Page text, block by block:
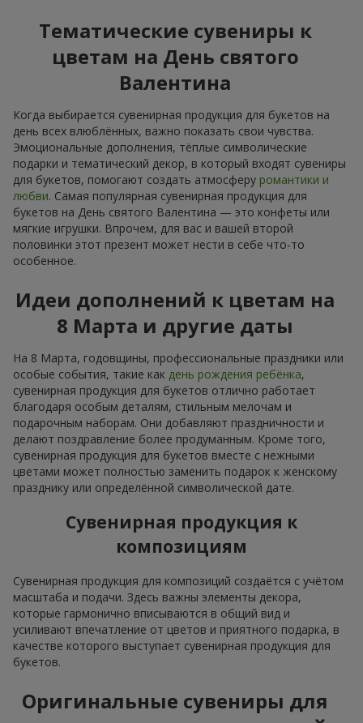
Тематические сувениры к
цветам на День святого
Валентина
Когда выбирается сувенирная продукция для букетов на
день всех влюблённых, важно показать свои чувства.
Эмоциональные дополнения, тёплые символические
подарки и тематический декор, в который входят сувениры
для букетов, помогают создать атмосферу романтики и
любви. Самая популярная сувенирная продукция для
букетов на День святого Валентина — это конфеты или
мягкие игрушки. Впрочем, для вас и вашей второй
половинки этот презент может нести в себе что-то
особенное.
Идеи дополнений к цветам на
8 Марта и другие даты
На 8 Марта, годовщины, профессиональные праздники или
особые события, такие как день рождения ребёнка,
сувенирная продукция для букетов отлично работает
благодаря особым деталям, стильным мелочам и
подарочным наборам. Они добавляют праздничности и
делают поздравление более продуманным. Кроме того,
сувенирная продукция для букетов вместе с нежными
цветами может полностью заменить подарок к женскому
празднику или определённой символической дате.
Сувенирная продукция к
композициям
Сувенирная продукция для композиций создаётся с учётом
масштаба и подачи. Здесь важны элементы декора,
которые гармонично вписываются в общий вид и
усиливают впечатление от цветов и приятного подарка, в
качестве которого выступает сувенирная продукция для
букетов.
Оригинальные сувениры для